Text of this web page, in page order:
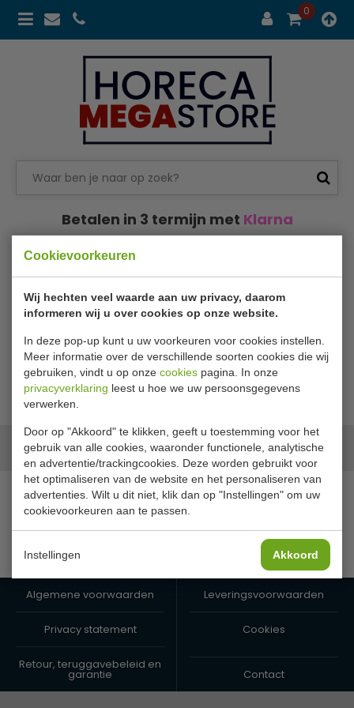
Cookievoorkeuren
Wij hechten veel waarde aan uw privacy, daarom
informeren wij u over cookies op onze website.
In deze pop-up kunt u uw voorkeuren voor cookies instellen.
Meer informatie over de verschillende soorten cookies die wij
gebruiken, vindt u op onze cookies pagina. In onze
privacyverklaring leest u hoe we uw persoonsgegevens
verwerken.
Door op "Akkoord" te klikken, geeft u toestemming voor het
gebruik van alle cookies, waaronder functionele, analytische
en advertentie/trackingcookies. Deze worden gebruikt voor
het optimaliseren van de website en het personaliseren van
advertenties. Wilt u dit niet, klik dan op "Instellingen" om uw
cookievoorkeuren aan te passen.
Instellingen Akkoord
0
Betalen in 3 termijn met Klarna
RVS wandkast
RVS wandkast
RVS wandkasten met of zonder deuren, 80 cm tot 200
cm breed, zeer scherp geprijsd, gratis en snel
geleverd, bestel online bij Horeca Megastore.
Onze merken
Algemene voorwaarden Leveringsvoorwaarden
Privacy statement Cookies
Retour, teruggavebeleid en
garantie Contact